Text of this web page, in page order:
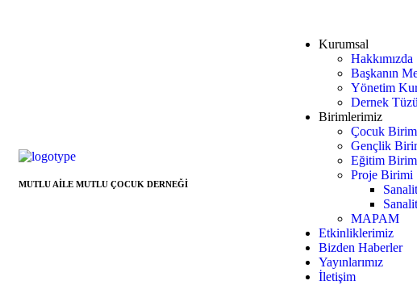
MUTLU AİLE MUTLU ÇOCUK DERNEĞİ
Kurumsal
Hakkımızda
Başkanın
Yönetim
Dernek
Birimlerimiz
Çocuk
Gençlik
Eğitim
Proje Birimi
MAPAM
Etkinliklerimiz
Bizden Haberler
Yayınlarımız
İletişim